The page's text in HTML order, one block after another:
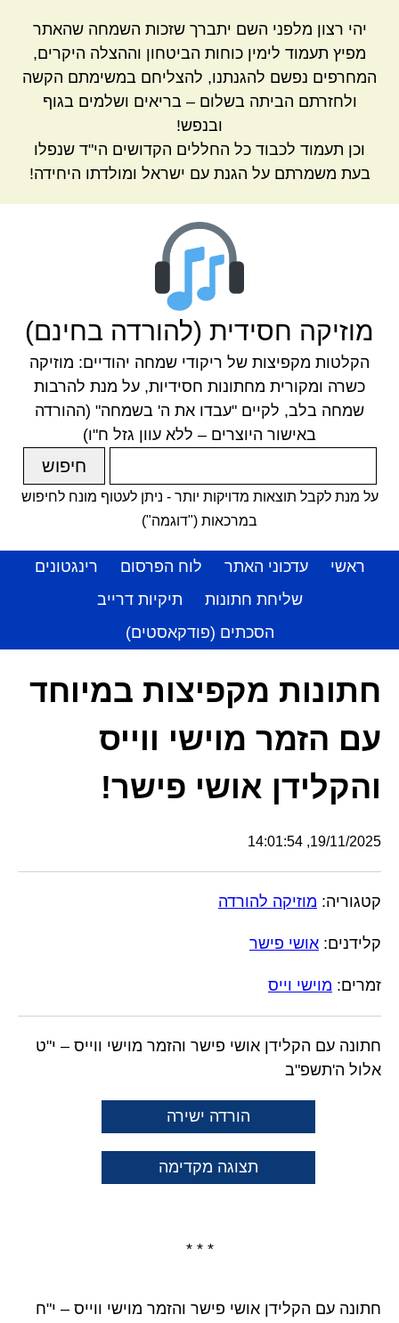
יהי רצון מלפני השם יתברך שזכות השמחה שהאתר
מפיץ תעמוד לימין כוחות הביטחון וההצלה היקרים,
המחרפים נפשם להגנתנו, להצליחם במשימתם הקשה
ולחזרתם הביתה בשלום – בריאים ושלמים בגוף
ובנפש!
וכן תעמוד לכבוד כל החללים הקדושים הי"ד שנפלו
בעת משמרתם על הגנת עם ישראל ומולדתו היחידה!
מוזיקה חסידית (להורדה בחינם)
הקלטות מקפיצות של ריקודי שמחה יהודיים: מוזיקה
כשרה ומקורית מחתונות חסידיות, על מנת להרבות
שמחה בלב, לקיים "עבדו את ה' בשמחה" (ההורדה
באישור היוצרים – ללא עוון גזל ח"ו)
על מנת לקבל תוצאות מדויקות יותר - ניתן לעטוף מונח לחיפוש
במרכאות ("דוגמה")
ראשי עדכוני האתר לוח הפרסום
רינגטונים
שליחת חתונות
תיקיות דרייב
הסכתים (פודקאסטים)
חתונות מקפיצות במיוחד
עם הזמר מוישי ווייס
והקלידן אושי פישר!
19/11/2025, 14:01:54
קטגוריה: מוזיקה להורדה
קלידנים: אושי פישר
זמרים: מוישי וייס
חתונה עם הקלידן אושי פישר והזמר מוישי ווייס – י"ט
אלול ה'תשפ"ב
הורדה ישירה
תצוגה מקדימה
* * *
חתונה עם הקלידן אושי פישר והזמר מוישי ווייס – י"ח